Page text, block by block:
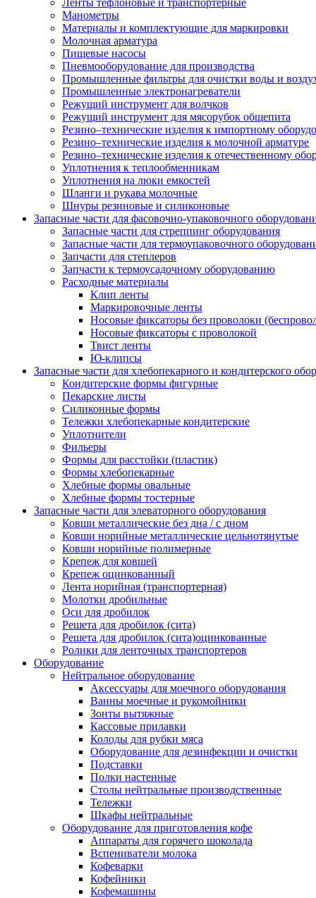
Манометры
Материалы и комплектующие для маркировки
Молочная арматура
Пищевые насосы
Пневмооборудование для производства
Промышленные фильтры для очистки воды и
Промышленные электронагреватели
Режущий инструмент для волчков
Режущий инструмент для мясорубок общепита
Резино–технические изделия к импортному
Резино–технические изделия к молочной арматуре
Резино–технические изделия к отечественному
Уплотнения к теплообменникам
Уплотнения на люки емкостей
Шланги и рукава молочные
Шнуры резиновые и силиконовые
Запасные части для фасовочно-упаковочного
Запасные части для стреппинг оборудования
Запасные части для термоупаковочного
Запчасти для степлеров
Запчасти к термоусадочному оборудованию
Расходные материалы
Клип ленты
Маркировочные ленты
Носовые фиксаторы без проволоки
Носовые фиксаторы с проволокой
Твист ленты
Ю-клипсы
Запасные части для хлебопекарного и кондитерского
Кондитерские формы фигурные
Пекарские листы
Силиконные формы
Тележки хлебопекарные кондитерские
Уплотнители
Фильеры
Формы для расстойки (пластик)
Формы хлебопекарные
Хлебные формы овальные
Хлебные формы тостерные
Запасные части для элеваторного оборудования
Ковши металлические без дна / с дном
Ковши норийные металлические цельнотянутые
Ковши норийные полимерные
Крепеж для ковшей
Крепеж оцинкованный
Лента норийная (транспортерная)
Молотки дробильные
Оси для дробилок
Решета для дробилок (сита)
Решета для дробилок (сита)оцинкованные
Ролики для ленточных транспортеров
Оборудование
Нейтральное оборудование
Аксессуары для моечного оборудования
Ванны моечные и рукомойники
Зонты вытяжные
Кассовые прилавки
Колоды для рубки мяса
Оборудование для дезинфекции и очистки
Подставки
Полки настенные
Столы нейтральные производственные
Тележки
Шкафы нейтральные
Оборудование для приготовления кофе
Аппараты для горячего шоколада
Вспениватели молока
Кофеварки
Кофейники
Кофемашины